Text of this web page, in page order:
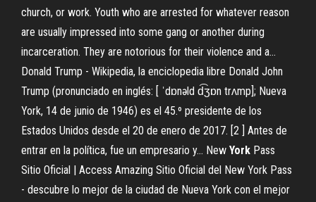
church, or work. Youth who are arrested for whatever reason
are usually impressed into some gang or another during
incarceration. They are notorious for their violence and a…
Donald Trump - Wikipedia, la enciclopedia libre Donald John
Trump (pronunciado en inglés: [ ˈdɒnəld d͡ʒɒn trʌmp]; Nueva
York, 14 de junio de 1946) es el 45.º presidente de los
Estados Unidos desde el 20 de enero de 2017. [2 ] Antes de
entrar en la política, fue un empresario y… New York Pass
Sitio Oficial | Access Amazing Sitio Oficial del New York Pass
- descubre lo mejor de la ciudad de Nueva York con el mejor